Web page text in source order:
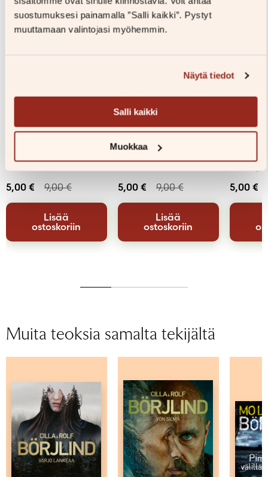
suostumuksesi painamalla ”Salli kaikki”. Pystyt
muuttamaan valintojasi myöhemmin.
Näytä tiedot
Salli kaikki
Muokkaa
Cilla Börjlind, Rolf
Nousuvesi
5,00 € 9,00€
Lisää
ostoskoriin
Cilla Börjlind, Rolf
Börjlind
Musta aamunkoitto
5,00 € 9,00€
Lisää
ostoskoriin
Cilla
Uinu,
5,00 €
Muita teoksia samalta tekijältä